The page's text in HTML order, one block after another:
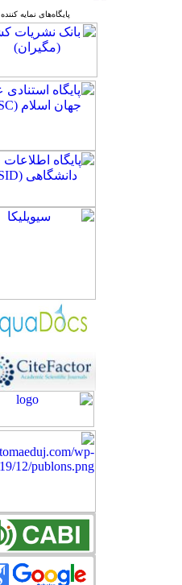
پایگاه‌های نمایه کننده